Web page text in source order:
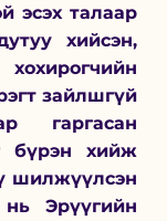
эсэх талаар
хийсэн,
зайлшгүй
гаргасан
бүрэн хийж
шилжүүлсэн
Эрүүгийн